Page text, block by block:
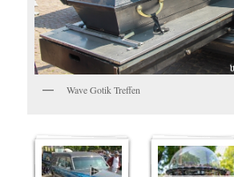
Wave Gotik Treffen